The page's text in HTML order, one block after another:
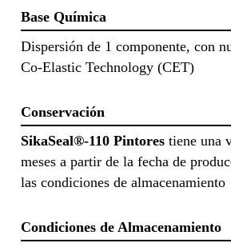
Base Química
Dispersión de 1 componente, con
Co-Elastic Technology (CET)
Conservación
SikaSeal®-110 Pintores tiene una
meses a partir de la fecha de
las condiciones de almacenamiento
Condiciones de Almacenamiento